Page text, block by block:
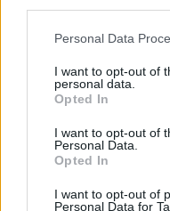
Personal Data
I want to opt-out of
personal data.
Opted In
I want to opt-out of
Personal Data.
Opted In
I want to opt-out of
Personal Data for
sokkal több
tartalmakban.
Szerző:
Dátum: